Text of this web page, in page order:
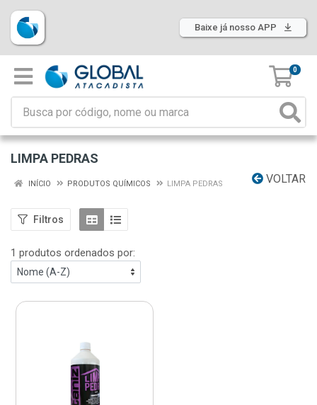
Baixe já nosso APP
0
LIMPA PEDRAS
VOLTAR
INÍCIO PRODUTOS QUÍMICOS LIMPA PEDRAS
Filtros
1 produtos ordenados por: